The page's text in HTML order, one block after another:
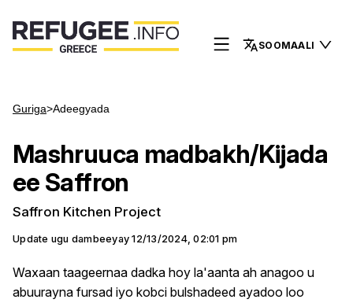
SOOMAALI
Guriga>Adeegyada
Mashruuca madbakh/Kijada
ee Saffron
Saffron Kitchen Project
Update ugu dambeeyay 12/13/2024, 02:01 pm
Waxaan taageernaa dadka hoy la'aanta ah anagoo u
abuurayna fursad iyo kobci bulshadeed ayadoo loo